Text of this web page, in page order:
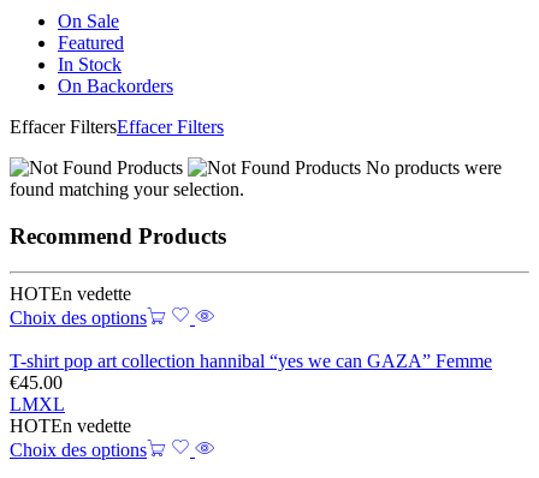
On Sale
Featured
In Stock
On Backorders
Effacer FiltersEffacer Filters
No products were
found matching your selection.
Recommend Products
HOTEn vedette
Choix des options
T-shirt pop art collection hannibal “yes we can GAZA” Femme
€45.00
LMXL
HOTEn vedette
Choix des options